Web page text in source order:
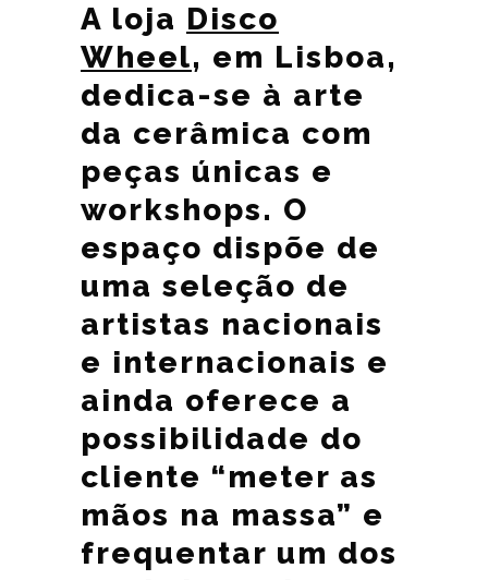
A loja Disco
Wheel, em Lisboa,
dedica-se à arte
da cerâmica com
peças únicas e
workshops. O
espaço dispõe de
uma seleção de
artistas nacionais
e internacionais e
ainda oferece a
possibilidade do
cliente “meter as
mãos na massa” e
frequentar um dos